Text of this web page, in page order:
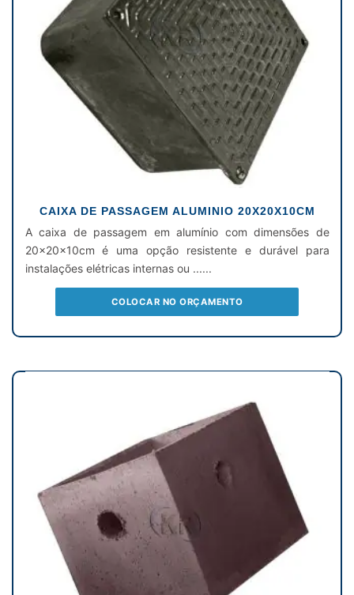
CAIXA DE PASSAGEM ALUMINIO 20X20X10CM
A caixa de passagem em alumínio com dimensões de
20x20x10cm é uma opção resistente e durável para
instalações elétricas internas ou ......
COLOCAR NO ORÇAMENTO